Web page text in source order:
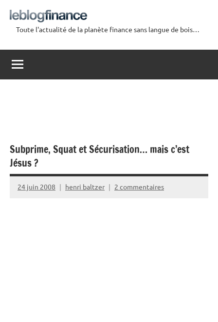
contenu
Blog
Finance
Toute l'actualité de la planète finance sans langue de bois…
Subprime, Squat et Sécurisation… mais c’est
Jésus ?
24 juin 2008 henri baltzer 2 commentaires